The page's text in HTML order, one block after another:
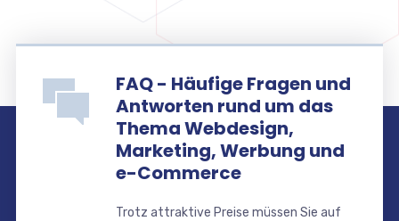
FAQ - Häufige Fragen und
Antworten rund um das
Thema Webdesign,
Marketing, Werbung und
e-Commerce
Trotz attraktive Preise müssen Sie auf